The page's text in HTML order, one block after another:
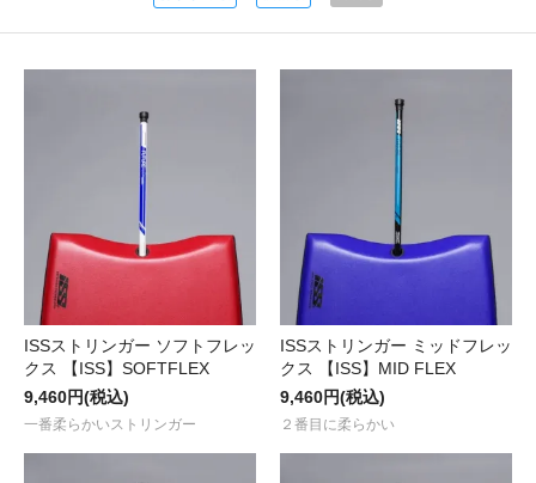
ISSストリンガー ソフトフレッ
クス 【ISS】SOFTFLEX
9,460円(税込)
一番柔らかいストリンガー
ISSストリンガー ミッドフレッ
クス 【ISS】MID FLEX
9,460円(税込)
２番目に柔らかい